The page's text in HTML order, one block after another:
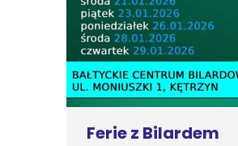
Ferie z Bilardem